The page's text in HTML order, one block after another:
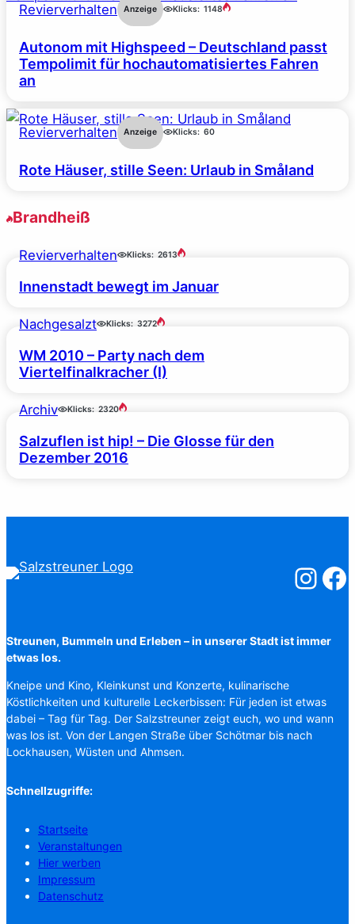
Revierverhalten Anzeige Klicks: 1148
Autonom mit Highspeed – Deutschland passt
Tempolimit für hochautomatisiertes Fahren
an
Revierverhalten Anzeige Klicks: 60
Rote Häuser, stille Seen: Urlaub in Småland
Brandheiß
Revierverhalten Klicks: 2613
Innenstadt bewegt im Januar
Nachgesalzt Klicks: 3272
WM 2010 – Party nach dem
Viertelfinalkracher (I)
Archiv Klicks: 2320
Salzuflen ist hip! – Die Glosse für den
Dezember 2016
Streunen, Bummeln und Erleben – in unserer Stadt ist immer
etwas los.
Kneipe und Kino, Kleinkunst und Konzerte, kulinarische
Köstlichkeiten und kulturelle Leckerbissen: Für jeden ist etwas
dabei – Tag für Tag. Der Salzstreuner zeigt euch, wo und wann
was los ist. Von der Langen Straße über Schötmar bis nach
Lockhausen, Wüsten und Ahmsen.
Schnellzugriffe:
Startseite
Veranstaltungen
Hier werben
Impressum
Datenschutz